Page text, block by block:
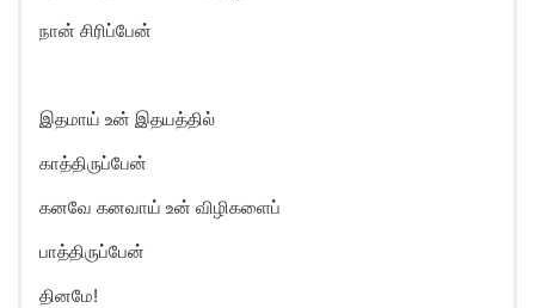
நான் சிரிப்பேன்
இதமாய் உன் இதயத்தில்
காத்திருப்பேன்
கனவே கனவாய் உன் விழிகளைப்
பாத்திருப்பேன்
தினமே!